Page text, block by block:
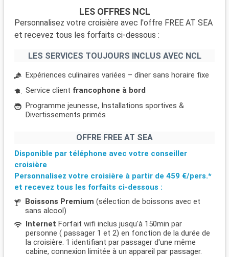
LES OFFRES NCL
Personnalisez votre croisière avec l'offre FREE AT SEA
et recevez tous les forfaits ci-dessous :
LES SERVICES TOUJOURS INCLUS AVEC NCL
Expériences culinaires variées – dîner sans horaire fixe
Service client francophone à bord
Programme jeunesse, Installations sportives &
Divertissements primés
OFFRE FREE AT SEA
Disponible par téléphone avec votre conseiller
croisière
Personnalisez votre croisière à partir de 459 €/pers.*
et recevez tous les forfaits ci-dessous :
Boissons Premium (sélection de boissons avec et
sans alcool)
Internet Forfait wifi inclus jusqu'à 150min par
personne ( passager 1 et 2) en fonction de la durée de
la croisière. 1 identifiant par passager d'une même
cabine, connexion limitée à un appareil par passager.